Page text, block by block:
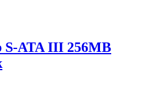
S-ATA III 256MB